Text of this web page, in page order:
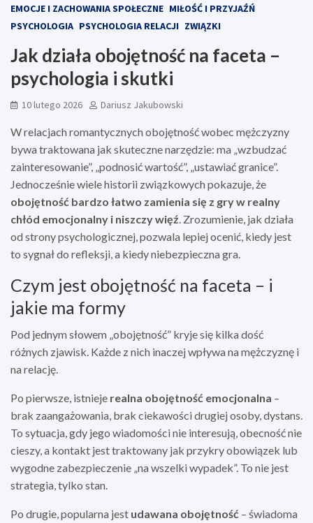
EMOCJE I ZACHOWANIA SPOŁECZNE MIŁOŚĆ I PRZYJAŹŃ
PSYCHOLOGIA PSYCHOLOGIA RELACJI ZWIĄZKI
Jak działa obojętność na faceta –
psychologia i skutki
10 lutego 2026 Dariusz Jakubowski
W relacjach romantycznych obojętność wobec mężczyzny
bywa traktowana jak skuteczne narzędzie: ma „wzbudzać
zainteresowanie”, „podnosić wartość”, „ustawiać granice”.
Jednocześnie wiele historii związkowych pokazuje, że
obojętność bardzo łatwo zamienia się z gry w realny
chłód emocjonalny i niszczy więź. Zrozumienie, jak działa
od strony psychologicznej, pozwala lepiej ocenić, kiedy jest
to sygnał do refleksji, a kiedy niebezpieczna gra.
Czym jest obojętność na faceta – i
jakie ma formy
Pod jednym słowem „obojętność” kryje się kilka dość
różnych zjawisk. Każde z nich inaczej wpływa na mężczyznę i
na relację.
Po pierwsze, istnieje realna obojętność emocjonalna –
brak zaangażowania, brak ciekawości drugiej osoby, dystans.
To sytuacja, gdy jego wiadomości nie interesują, obecność nie
cieszy, a kontakt jest traktowany jak przykry obowiązek lub
wygodne zabezpieczenie „na wszelki wypadek”. To nie jest
strategia, tylko stan.
Po drugie, popularna jest udawana obojętność – świadoma